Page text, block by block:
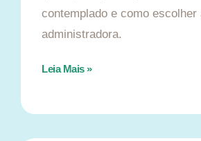
contemplado e como escolher
administradora.
Leia Mais »